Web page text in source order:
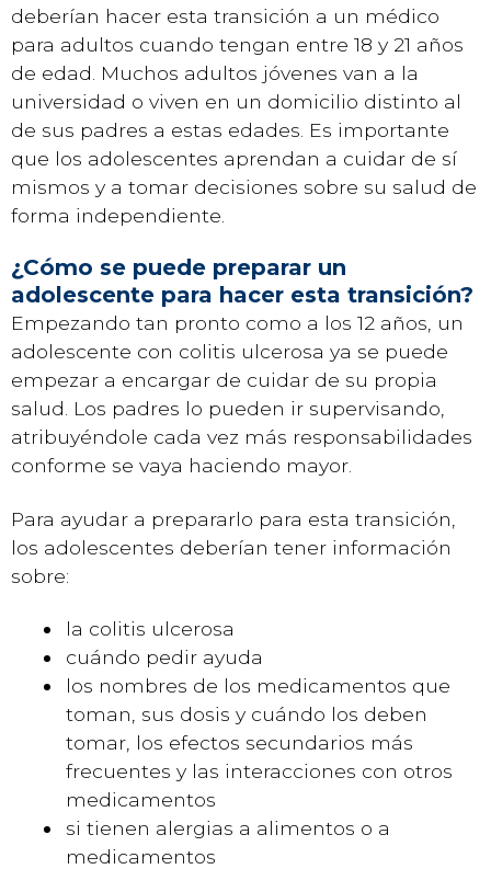
deberían hacer esta transición a un médico
para adultos cuando tengan entre 18 y 21 años
de edad. Muchos adultos jóvenes van a la
universidad o viven en un domicilio distinto al
de sus padres a estas edades. Es importante
que los adolescentes aprendan a cuidar de sí
mismos y a tomar decisiones sobre su salud de
forma independiente.
¿Cómo se puede preparar un
adolescente para hacer esta transición?
Empezando tan pronto como a los 12 años, un
adolescente con colitis ulcerosa ya se puede
empezar a encargar de cuidar de su propia
salud. Los padres lo pueden ir supervisando,
atribuyéndole cada vez más responsabilidades
conforme se vaya haciendo mayor.
Para ayudar a prepararlo para esta transición,
los adolescentes deberían tener información
sobre:
la colitis ulcerosa
cuándo pedir ayuda
los nombres de los medicamentos que
toman, sus dosis y cuándo los deben
tomar, los efectos secundarios más
frecuentes y las interacciones con otros
medicamentos
si tienen alergias a alimentos o a
medicamentos